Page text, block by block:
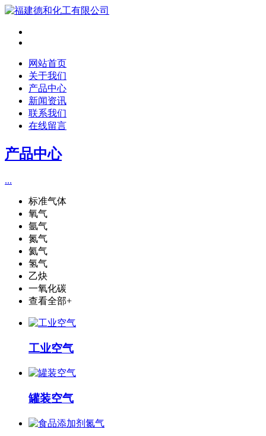
网站首页
关于我们
产品中心
新闻资讯
联系我们
在线留言
产品中心
...
标准气体
氧气
氩气
氮气
氦气
氢气
乙炔
一氧化碳
查看全部+
工业空气
罐装空气